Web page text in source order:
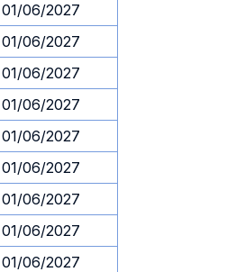
01/06/2027
01/06/2027
01/06/2027
01/06/2027
01/06/2027
01/06/2027
01/06/2027
01/06/2027
01/06/2027